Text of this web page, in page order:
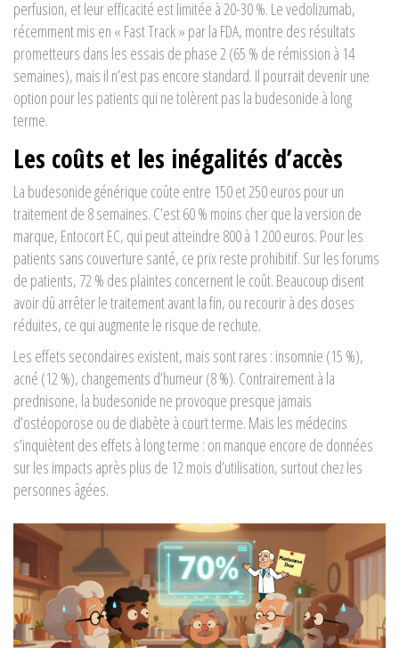
perfusion, et leur efficacité est limitée à 20-30 %. Le vedolizumab,
récemment mis en « Fast Track » par la FDA, montre des résultats
prometteurs dans les essais de phase 2 (65 % de rémission à 14
semaines), mais il n’est pas encore standard. Il pourrait devenir une
option pour les patients qui ne tolèrent pas la budesonide à long
terme.
Les coûts et les inégalités d’accès
La budesonide générique coûte entre 150 et 250 euros pour un
traitement de 8 semaines. C’est 60 % moins cher que la version de
marque, Entocort EC, qui peut atteindre 800 à 1 200 euros. Pour les
patients sans couverture santé, ce prix reste prohibitif. Sur les forums
de patients, 72 % des plaintes concernent le coût. Beaucoup disent
avoir dû arrêter le traitement avant la fin, ou recourir à des doses
réduites, ce qui augmente le risque de rechute.
Les effets secondaires existent, mais sont rares : insomnie (15 %),
acné (12 %), changements d’humeur (8 %). Contrairement à la
prednisone, la budesonide ne provoque presque jamais
d’ostéoporose ou de diabète à court terme. Mais les médecins
s’inquiètent des effets à long terme : on manque encore de données
sur les impacts après plus de 12 mois d’utilisation, surtout chez les
personnes âgées.